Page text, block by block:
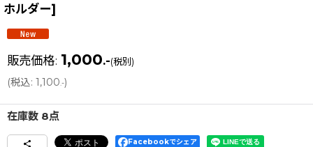
ホルダー]
販売価格: 1,000.-(税別)
(税込: 1,100.-)
在庫数 8点
Facebookでシェア